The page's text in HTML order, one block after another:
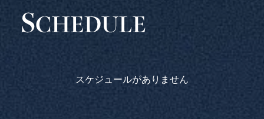
スケジュールがありません